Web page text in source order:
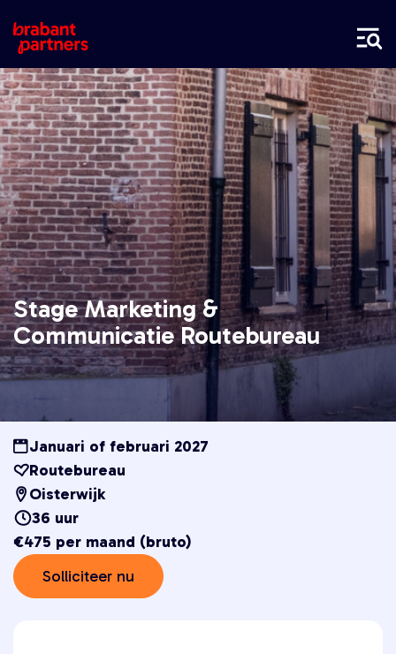
Stage Marketing &
Communicatie Routebureau
Januari of februari 2027
Routebureau
Oisterwijk
36 uur
€475 per maand (bruto)
Solliciteer nu